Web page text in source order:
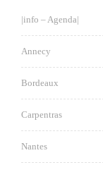
|info – Agenda|
Annecy
Bordeaux
Carpentras
Nantes